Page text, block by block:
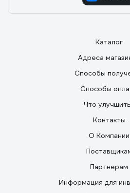
Каталог
Адреса
Способы
Способы
Что
Контакты
О Компании
Партнерам
Информация для